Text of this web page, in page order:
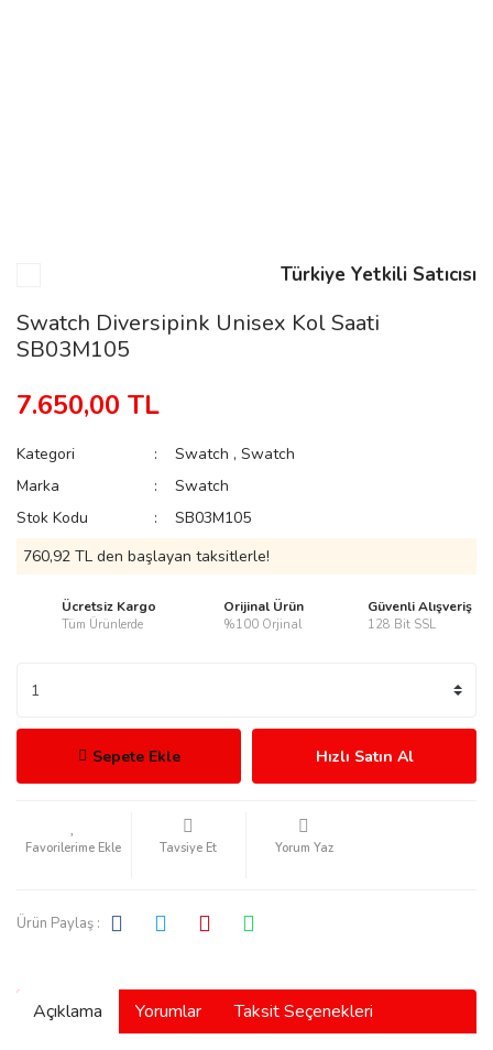
Türkiye Yetkili Satıcısı
Swatch Diversipink Unisex Kol Saati
SB03M105
7.650,00 TL
Kategori Swatch ,Swatch
Marka
Swatch
Stok Kodu
SB03M105
760,92 TL den başlayan taksitlerle!
Ücretsiz Kargo
Tüm Ürünlerde
Orijinal Ürün
%100 Orjinal
Güvenli Alışveriş
128 Bit SSL
Sepete Ekle Hızlı Satın Al
Tavsiye Et Yorum Yaz
Ürün Paylaş :
Açıklama Yorumlar Taksit Seçenekleri